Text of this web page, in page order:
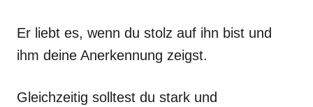
Er liebt es, wenn du stolz auf ihn bist und
ihm deine Anerkennung zeigst.
Gleichzeitig solltest du stark und